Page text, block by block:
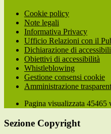
Cookie policy
Note legali
Informativa Privacy
Ufficio Relazioni con il
Dichiarazione di
Obiettivi di accessibilità
Whistleblowing
Gestione consensi cookie
Amministrazione
Pagina visualizzata 45465
Sezione Copyright